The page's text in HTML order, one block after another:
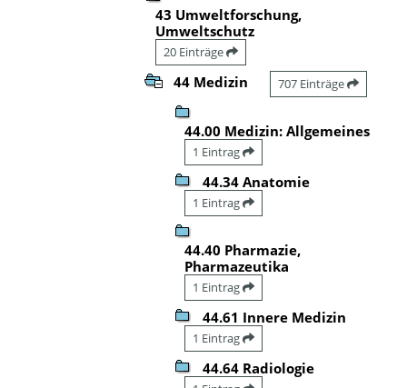
43 Umweltforschung,
Umweltschutz
20 Einträge
44 Medizin 707 Einträge
44.00 Medizin: Allgemeines
1 Eintrag
44.34 Anatomie
1 Eintrag
44.40 Pharmazie,
Pharmazeutika
1 Eintrag
44.61 Innere Medizin
1 Eintrag
44.64 Radiologie